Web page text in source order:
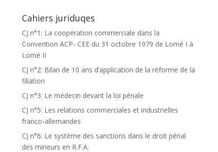
Cahiers juriduqes
CJ n°1: La coopération commerciale dans la
Convention ACP- CEE du 31 octobre 1979 de Lomé I à
Lomé II
CJ n°2: Bilan de 10 ans d’application de la réforme de la
filiation
CJ n°3: Le médecin devant la loi pénale
CJ n°5: Les relations commerciales et industrielles
franco-allemandes
CJ n°6: Le système des sanctions dans le droit pénal
des mineurs en R.F.A.